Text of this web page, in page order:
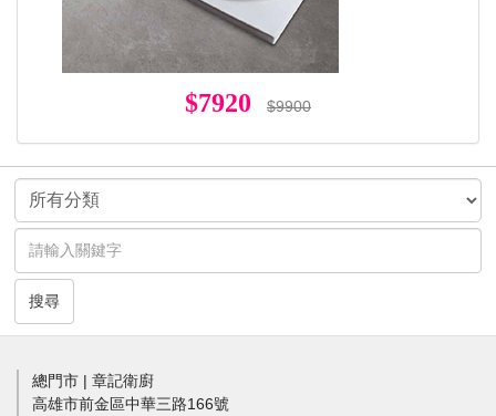
$7920 $9900
搜尋
總門市 | 章記衛廚
高雄市前金區中華三路166號